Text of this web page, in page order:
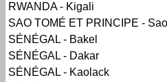
RWANDA - Kigali
SAO TOMÉ ET PRINCIPE -
SÉNÉGAL - Bakel
SÉNÉGAL - Dakar
SÉNÉGAL - Kaolack